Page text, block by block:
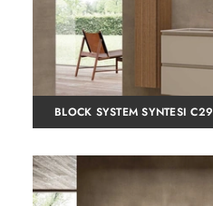
BLOCK SYSTEM SYNTESI C29